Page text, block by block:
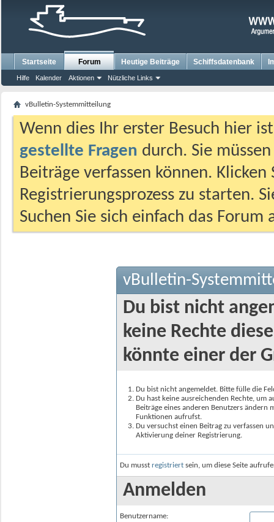
Startseite Forum
Hilfe Kalender Aktionen Nützliche Links
Heutige Beiträge Schiffsdatenbank
vBulletin-Systemmitteilung
Wenn dies Ihr erster Besuch hier
gestellte Fragen durch. Sie
Beiträge verfassen können.
Registrierungsprozess zu starten.
Suchen Sie sich einfach das
vBulletin-
Du bist nicht
keine Rechte
könnte einer der
Du bist nicht angemeldet. Bitte fülle die
Du hast keine ausreichenden Rechte, um
Beiträge eines anderen Benutzers
Funktionen aufrufst.
Du versuchst einen Beitrag zu verfassen
Aktivierung deiner Registrierung.
Du musst registriert sein, um diese Seite
Anmelden
Benutzername: